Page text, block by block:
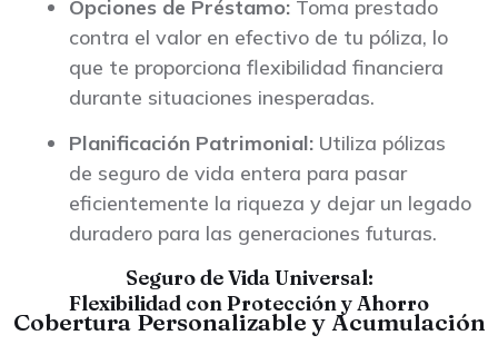
Opciones de Préstamo: Toma prestado
contra el valor en efectivo de tu póliza, lo
que te proporciona flexibilidad financiera
durante situaciones inesperadas.
Planificación Patrimonial: Utiliza pólizas
de seguro de vida entera para pasar
eficientemente la riqueza y dejar un legado
duradero para las generaciones futuras.
Seguro de Vida Universal:
Flexibilidad con Protección y Ahorro
Cobertura Personalizable y Acumulación